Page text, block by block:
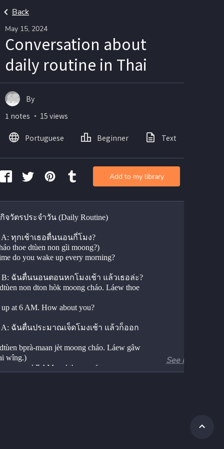
Back
May 15, 2024
Conversation about
daily routine in Thai
จวัตรประจำวัน (Daily Routine)
A: ทุกเช้าเธอตื่นนอนกี่โมง?
thoe dtùen non gìi moong?)
do you wake up every morning?
B: ฉันตื่นนอนตอนหกโมงเช้า แล้วเธอล่ะ?
non dton hòk moong cháo. Láew thoe
at 6 AM. How about you?
A: ฉันตื่นประมาณเจ็ดโมงเช้า แล้วก็ออก
bprà-maan jèt moong cháo. Láew gâw
wîng.)
around 7 AM and then go for a run.
See more
By
1 notes ・ 15 views
Portuguese Beginner Text
Add to my library